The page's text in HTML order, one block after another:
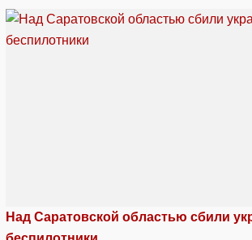
Над Саратовской областью сбили